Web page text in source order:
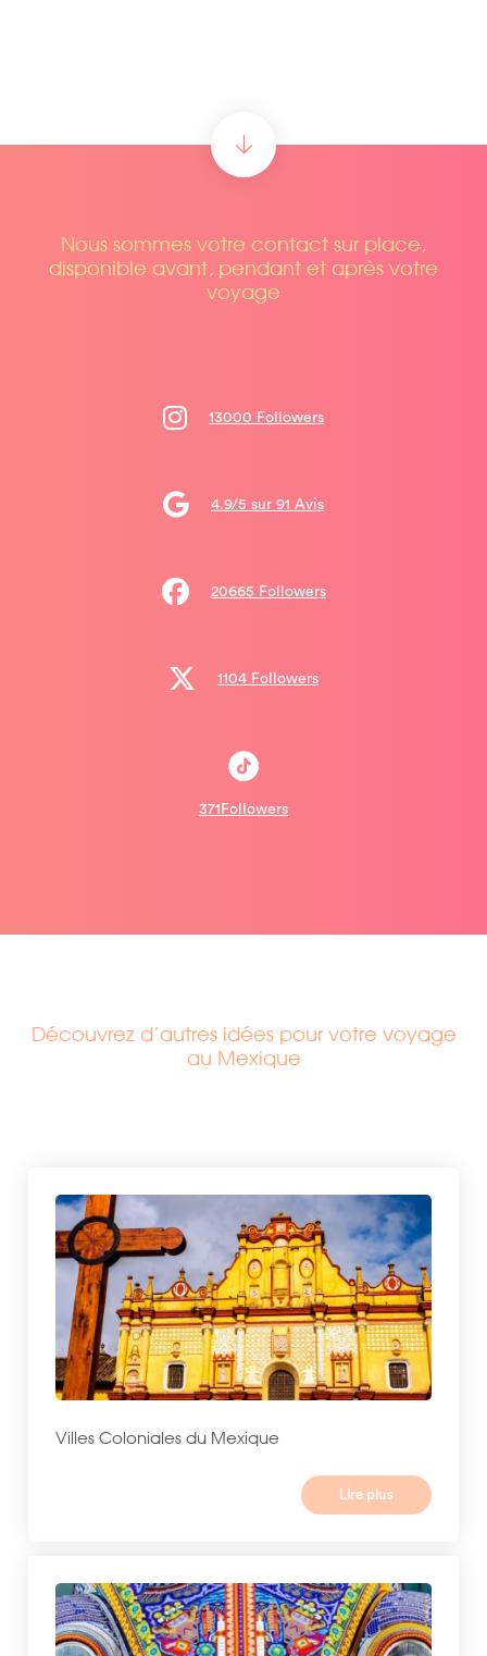
Nous sommes votre contact sur place,
disponible avant, pendant et après votre
voyage
13000 Followers
4.9/5 sur 91 Avis
20665 Followers
1104 Followers
371Followers
Découvrez d’autres idées pour votre voyage
au Mexique
Villes Coloniales du Mexique
Lire plus